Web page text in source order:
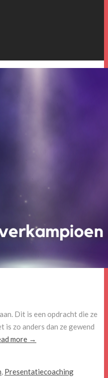
Dit is een opdracht die ze
is zo anders dan ze gewend
more →
, Presentatiecoaching